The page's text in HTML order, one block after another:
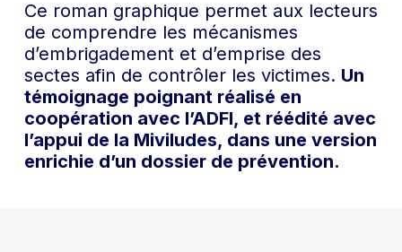
Ce roman graphique permet aux lecteurs
de comprendre les mécanismes
d’embrigadement et d’emprise des
sectes afin de contrôler les victimes. Un
témoignage poignant réalisé en
coopération avec l’ADFI, et réédité avec
l’appui de la Miviludes, dans une version
enrichie d’un dossier de prévention.